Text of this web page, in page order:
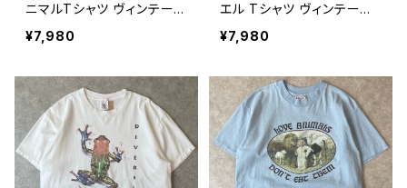
ニマルTシャツ ヴィンテー
ジ 蛙 動物 アマガエル 黒
ブラック シングルステッチ
26080606
¥7,980
エル Tシャツ ヴィンテージ
アニマル 蛙 動物 サングラ
ス ヒキガエル シングルステ
代 ビンテージ L 2608060
5
¥7,980